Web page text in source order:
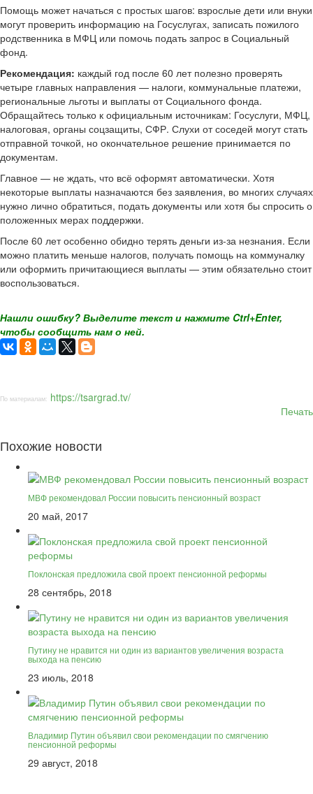
Помощь может начаться с простых шагов: взрослые дети или внуки
могут проверить информацию на Госуслугах, записать пожилого
родственника в МФЦ или помочь подать запрос в Социальный
фонд.
Рекомендация: каждый год после 60 лет полезно проверять
четыре главных направления — налоги, коммунальные платежи,
региональные льготы и выплаты от Социального фонда.
Обращайтесь только к официальным источникам: Госуслуги, МФЦ,
налоговая, органы соцзащиты, СФР. Слухи от соседей могут стать
отправной точкой, но окончательное решение принимается по
документам.
Главное — не ждать, что всё оформят автоматически. Хотя
некоторые выплаты назначаются без заявления, во многих случаях
нужно лично обратиться, подать документы или хотя бы спросить о
положенных мерах поддержки.
После 60 лет особенно обидно терять деньги из-за незнания. Если
можно платить меньше налогов, получать помощь на коммуналку
или оформить причитающиеся выплаты — этим обязательно стоит
воспользоваться.
Нашли ошибку? Выделите текст и нажмите Ctrl+Enter,
чтобы сообщить нам о ней.
По материалам: https://tsargrad.tv/
Печать
Похожие новости
МВФ рекомендовал России повысить пенсионный возраст
20 май, 2017
Поклонская предложила свой проект пенсионной реформы
28 сентябрь, 2018
Путину не нравится ни один из вариантов увеличения возраста
выхода на пенсию
23 июль, 2018
Владимир Путин объявил свои рекомендации по смягчению
пенсионной реформы
29 август, 2018